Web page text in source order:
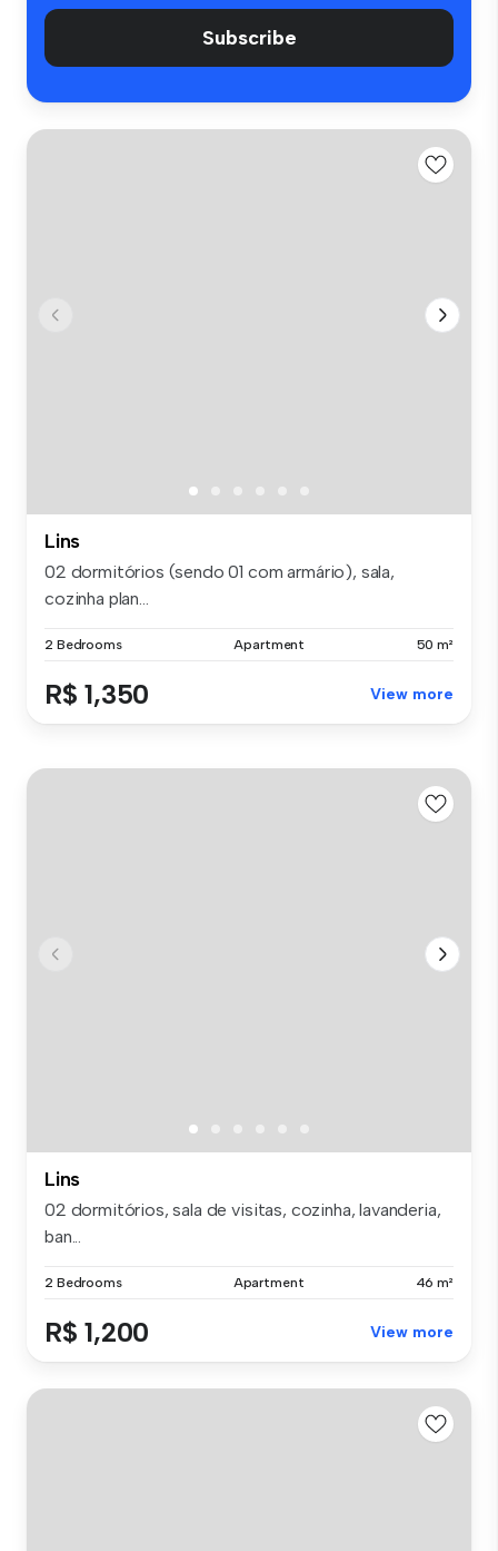
Subscribe
Lins
02 dormitórios (sendo 01 com armário), sala,
cozinha plan...
2 Bedrooms Apartment 50 m²
R$ 1,350 View more
Lins
02 dormitórios, sala de visitas, cozinha, lavanderia,
ban...
2 Bedrooms Apartment 46 m²
R$ 1,200 View more